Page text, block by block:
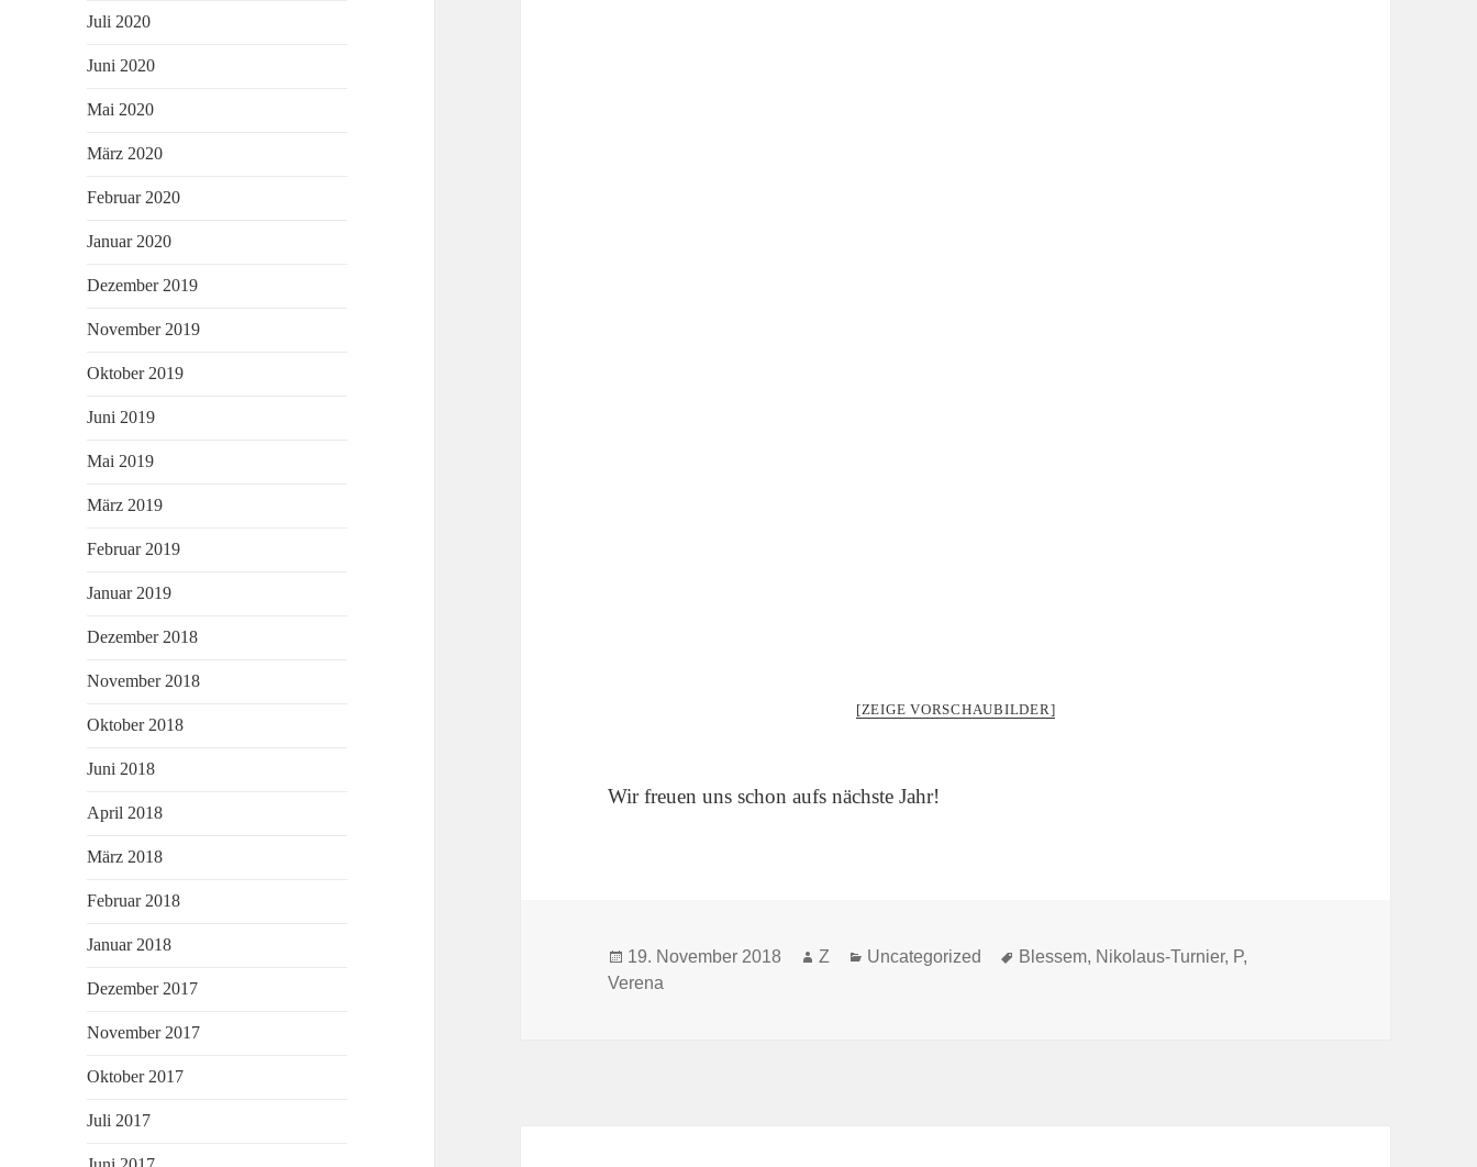
Juli 2020
Juni 2020
Mai 2020
März 2020
Februar 2020
Januar 2020
Dezember 2019
November 2019
Oktober 2019
Juni 2019
Mai 2019
März 2019
Februar 2019
Januar 2019
Dezember 2018
November 2018
Oktober 2018
Juni 2018
April 2018
März 2018
Februar 2018
Januar 2018
Dezember 2017
November 2017
Oktober 2017
Juli 2017
[ZEIGE VORSCHAUBILDER]
Wir freuen uns schon aufs nächste Jahr!
Veröffentlicht
am
19. November 2018 Autor
Z Kategorien
Uncategorized Schlagwörter
Blessem, Nikolaus-Turnier, P,
Verena